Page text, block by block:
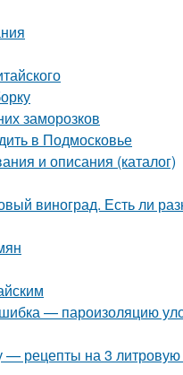
заморозков
в Подмосковье
и описания (каталог)
виноград. Есть ли
— пароизоляцию
— рецепты на 3